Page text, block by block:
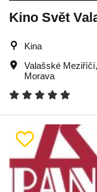
Kino Svět
Kina
Valašské Meziříčí,
Morava